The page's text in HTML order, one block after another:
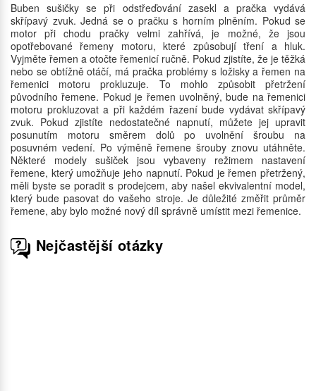
Buben sušičky se při odstřeďování zasekl a pračka vydává
skřípavý zvuk. Jedná se o pračku s horním plněním. Pokud se
motor při chodu pračky velmi zahřívá, je možné, že jsou
opotřebované řemeny motoru, které způsobují tření a hluk.
Vyjměte řemen a otočte řemenicí ručně. Pokud zjistíte, že je těžká
nebo se obtížně otáčí, má pračka problémy s ložisky a řemen na
řemenici motoru prokluzuje. To mohlo způsobit přetržení
původního řemene. Pokud je řemen uvolněný, bude na řemenici
motoru prokluzovat a při každém řazení bude vydávat skřípavý
zvuk. Pokud zjistíte nedostatečné napnutí, můžete jej upravit
posunutím motoru směrem dolů po uvolnění šroubu na
posuvném vedení. Po výměně řemene šrouby znovu utáhněte.
Některé modely sušiček jsou vybaveny režimem nastavení
řemene, který umožňuje jeho napnutí. Pokud je řemen přetržený,
měli byste se poradit s prodejcem, aby našel ekvivalentní model,
který bude pasovat do vašeho stroje. Je důležité změřit průměr
řemene, aby bylo možné nový díl správně umístit mezi řemenice.
Nejčastější otázky